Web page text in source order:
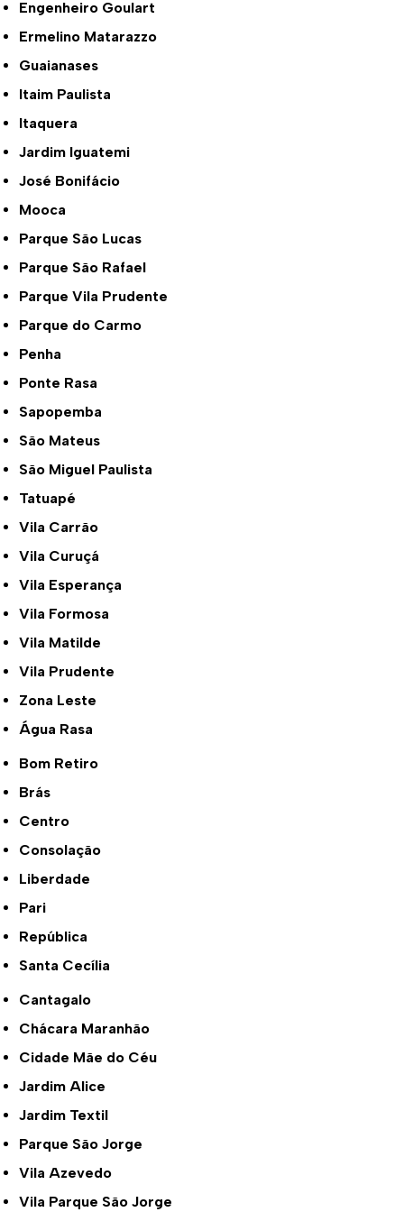
Engenheiro Goulart
Ermelino Matarazzo
Guaianases
Itaim Paulista
Itaquera
Jardim Iguatemi
José Bonifácio
Mooca
Parque São Lucas
Parque São Rafael
Parque Vila Prudente
Parque do Carmo
Penha
Ponte Rasa
Sapopemba
São Mateus
São Miguel Paulista
Tatuapé
Vila Carrão
Vila Curuçá
Vila Esperança
Vila Formosa
Vila Matilde
Vila Prudente
Zona Leste
Água Rasa
Bom Retiro
Brás
Centro
Consolação
Liberdade
Pari
República
Santa Cecília
Cantagalo
Chácara Maranhão
Cidade Mãe do Céu
Jardim Alice
Jardim Textil
Parque São Jorge
Vila Azevedo
Vila Parque São Jorge